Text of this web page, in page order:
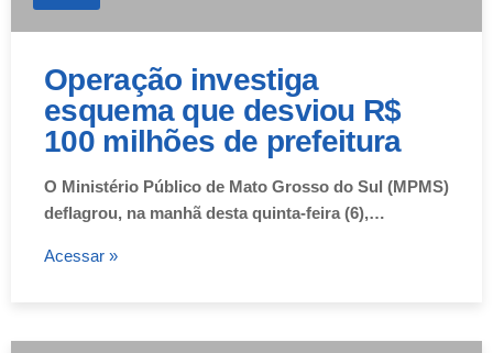
Operação investiga
esquema que desviou R$
100 milhões de prefeitura
O Ministério Público de Mato Grosso do Sul (MPMS)
deflagrou, na manhã desta quinta-feira (6),…
Acessar »